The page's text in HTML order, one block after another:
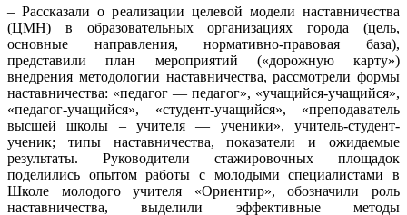
– Рассказали о реализации целевой модели наставничества
(ЦМН) в образовательных организациях города (цель,
основные направления, нормативно-правовая база),
представили план мероприятий («дорожную карту»)
внедрения методологии наставничества, рассмотрели формы
наставничества: «педагог — педагог», «учащийся-учащийся»,
«педагог-учащийся», «студент-учащийся», «преподаватель
высшей школы – учителя — ученики», учитель-студент-
ученик; типы наставничества, показатели и ожидаемые
результаты. Руководители стажировочных площадок
поделились опытом работы с молодыми специалистами в
Школе молодого учителя «Ориентир», обозначили роль
наставничества, выделили эффективные методы